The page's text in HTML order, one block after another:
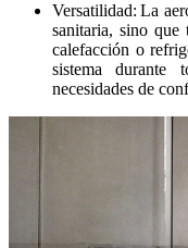
Versatilidad: La
sanitaria, sino que
calefacción o
sistema durante
necesidades de